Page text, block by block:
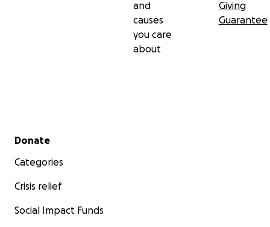
and
causes
you care
about
Giving
Guarantee
Secondary menu
Donate
Categories
Crisis relief
Social Impact Funds